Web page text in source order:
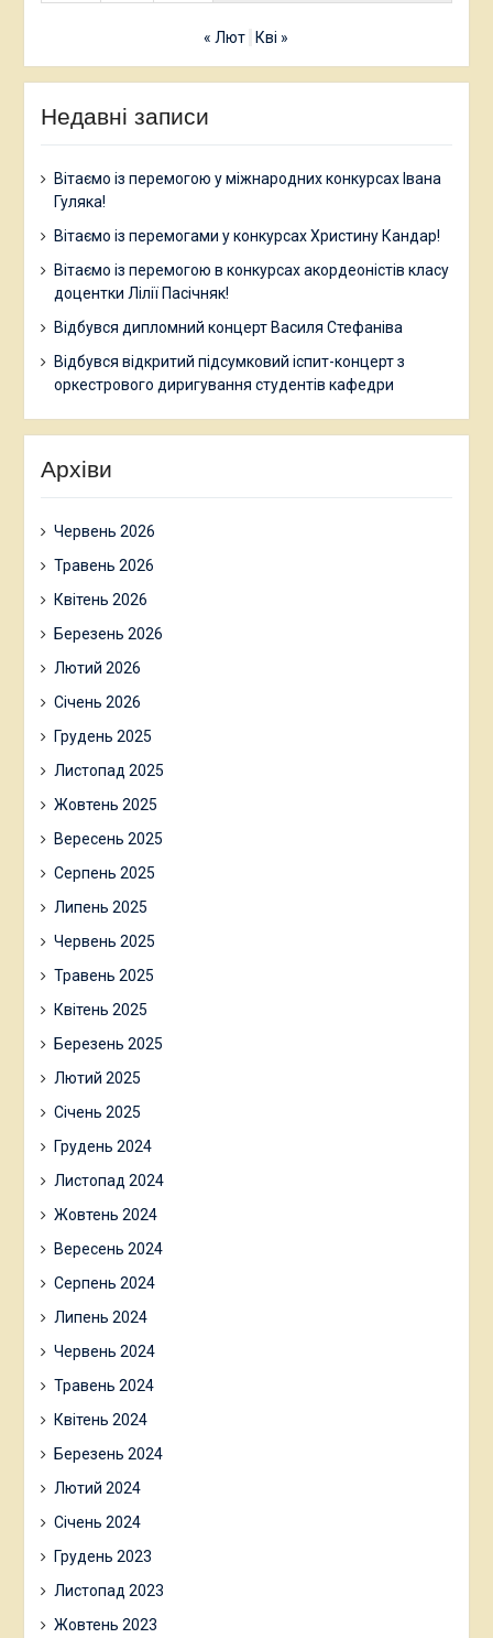
« Лют Кві »
Недавні записи
Вітаємо із перемогою у міжнародних конкурсах Івана
Гуляка!
Вітаємо із перемогами у конкурсах Христину Кандар!
Вітаємо із перемогою в конкурсах акордеоністів класу
доцентки Лілії Пасічняк!
Відбувся дипломний концерт Василя Стефаніва
Відбувся відкритий підсумковий іспит-концерт з
оркестрового диригування студентів кафедри
Архіви
Червень 2026
Травень 2026
Квітень 2026
Березень 2026
Лютий 2026
Січень 2026
Грудень 2025
Листопад 2025
Жовтень 2025
Вересень 2025
Серпень 2025
Липень 2025
Червень 2025
Травень 2025
Квітень 2025
Березень 2025
Лютий 2025
Січень 2025
Грудень 2024
Листопад 2024
Жовтень 2024
Вересень 2024
Серпень 2024
Липень 2024
Червень 2024
Травень 2024
Квітень 2024
Березень 2024
Лютий 2024
Січень 2024
Грудень 2023
Листопад 2023
Жовтень 2023